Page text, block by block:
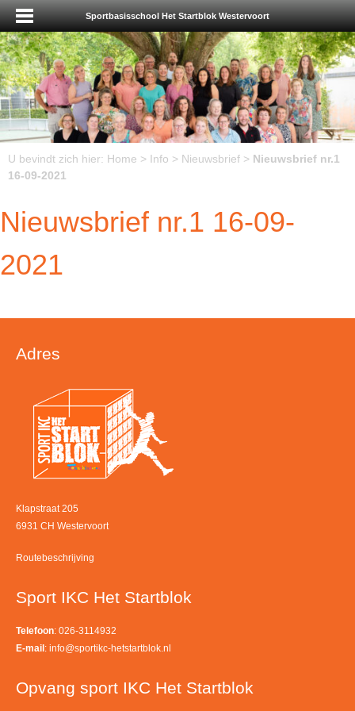
Sportbasisschool Het Startblok Westervoort
U bevindt zich hier: Home > Info > Nieuwsbrief > Nieuwsbrief nr.1
16-09-2021
Nieuwsbrief nr.1 16-09-
2021
Adres
Klapstraat 205
6931 CH Westervoort
Routebeschrijving
Sport IKC Het Startblok
Telefoon: 026-3114932
E-mail : info@sportikc-hetstartblok.nl
Opvang sport IKC Het Startblok